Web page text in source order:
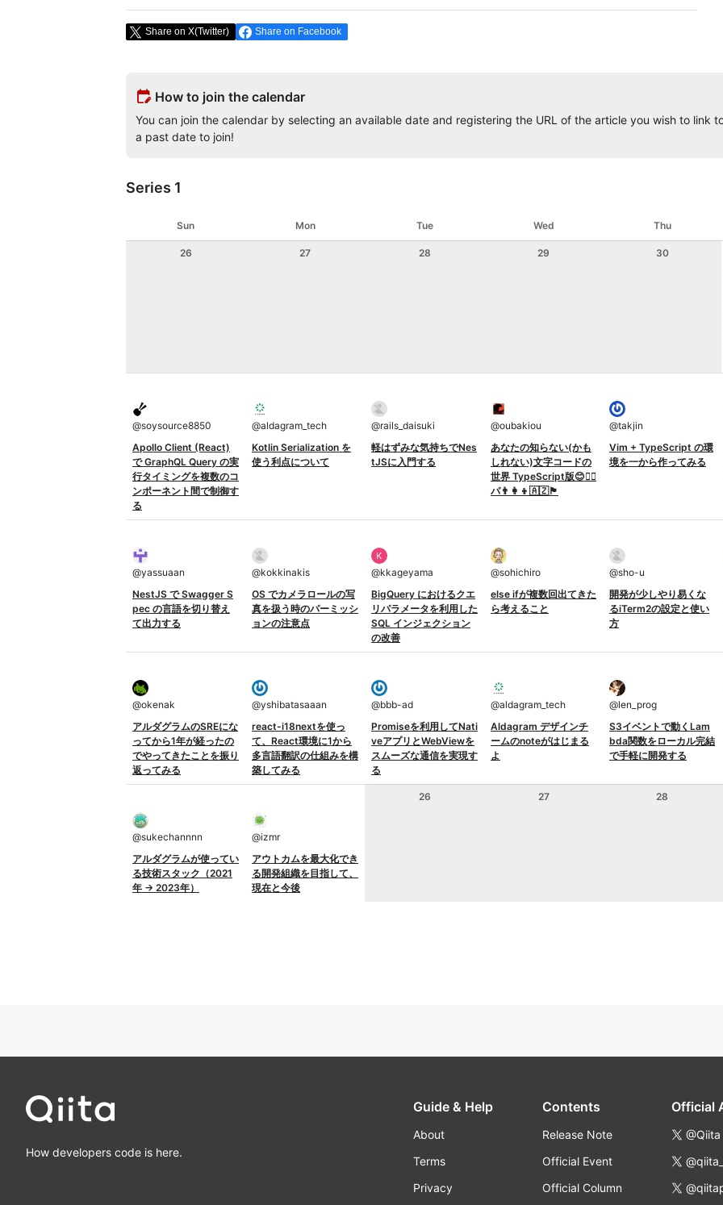
Share on X(Twitter) Share on Facebook
edit_calendar How to join the calendar
You can join the calendar by selecting an available date and registering the URL of the article you wish to link
a past date to join!
Series 1
Sun Mon Tue Wed Thu
26 27 28 29 30
@soysource8850
Apollo Client (React)
で GraphQL Query の実
行タイミングを複数のコ
ンポーネント間で制御す
る
@aldagram_tech
Kotlin Serialization を
使う利点について
@rails_daisuki
軽はずみな気持ちでNes
tJSに入門する
@oubakiou
あなたの知らない(かも
しれない)文字コードの
世界 TypeScript版😊👍🏿
パ👨‍👩‍👦🇦🇿🏴󠁧󠁢󠁥󠁮󠁧󠁿
@takjin
Vim + TypeScript の環
境を一から作ってみる
@yassuaan
NestJS で Swagger S
pec の言語を切り替え
て出力する
@kokkinakis
OS でカメラロールの写
真を扱う時のパーミッシ
ョンの注意点
@kkageyama
BigQuery におけるクエ
リパラメータを利用した
SQL インジェクション
の改善
@sohichiro
else ifが複数回出てきた
ら考えること
@sho-u
開発が少しやり易くな
るiTerm2の設定と使い
方
@okenak
アルダグラムのSREにな
ってから1年が経ったの
でやってきたことを振り
返ってみる
@yshibatasaaan
react-i18nextを使っ
て、React環境に1から
多言語翻訳の仕組みを構
築してみる
@bbb-ad
Promiseを利用してNati
veアプリとWebViewを
スムーズな通信を実現す
る
@aldagram_tech
Aldagram デザインチ
ームのnoteがはじまる
よ
@len_prog
S3イベントで動くLam
bda関数をローカル完結
で手軽に開発する
@sukechannnn
アルダグラムが使ってい
る技術スタック（2021
年 → 2023年）
@izmr
アウトカムを最大化でき
る開発組織を目指して、
現在と今後
26 27 28
How developers code is here.
Guide & Help
About
Terms
Privacy
Contents
Release Note
Official Event
Official Column
Official
@Qiita